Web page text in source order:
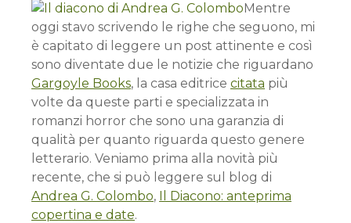
Mentre
oggi stavo scrivendo le righe che seguono, mi
è capitato di leggere un post attinente e così
sono diventate due le notizie che riguardano
Gargoyle Books, la casa editrice citata più
volte da queste parti e specializzata in
romanzi horror che sono una garanzia di
qualità per quanto riguarda questo genere
letterario. Veniamo prima alla novità più
recente, che si può leggere sul blog di
Andrea G. Colombo, Il Diacono: anteprima
copertina e date.